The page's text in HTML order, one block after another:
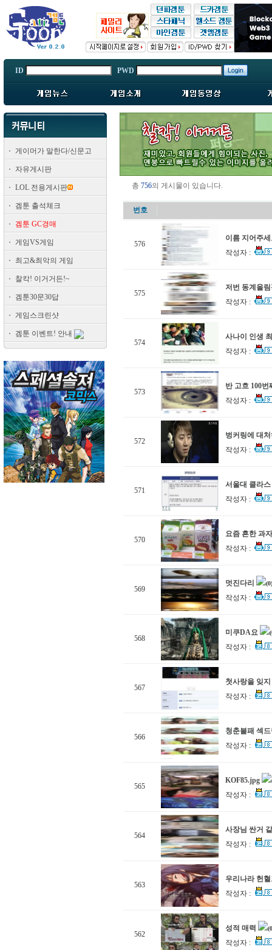
ID PWD
게이머가 말한다/신문고
자유게시판
LOL 전용게시판
겜툰 출석체크
겜툰 GC경매
게임VS게임
최고&최악의 게임
찰칵! 이거거든!~
겜툰30문30답
게임스크린샷
겜툰 이벤트! 안내
총 756의 게시물이 있습니다.
번호
576
이름 지어주
작성자 :
575
저번 동계올
작성자 :
574
사나이 인생
작성자 :
573
반 고흐 100번
작성자 :
572
벙커링에 대
작성자 :
571
서울대 클라스
작성자 :
570
요즘 흔한 과
작성자 :
569
멋진다리 (0)
작성자 :
568
미쿠DA요
작성자 :
567
첫사랑을 잊
작성자 :
566
청춘불패 섹
작성자 :
565
KOF85.jpg
작성자 :
564
사장님 싼거
작성자 :
563
우리나라 헌
작성자 :
562
성적 매력
작성자 :